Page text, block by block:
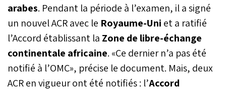
arabes. Pendant la période à l’examen, il a signé
un nouvel ACR avec le Royaume-Uni et a ratifié
l’Accord établissant la Zone de libre-échange
continentale africaine. «Ce dernier n’a pas été
notifié à l’OMC», précise le document. Mais, deux
ACR en vigueur ont été notifiés : l’Accord